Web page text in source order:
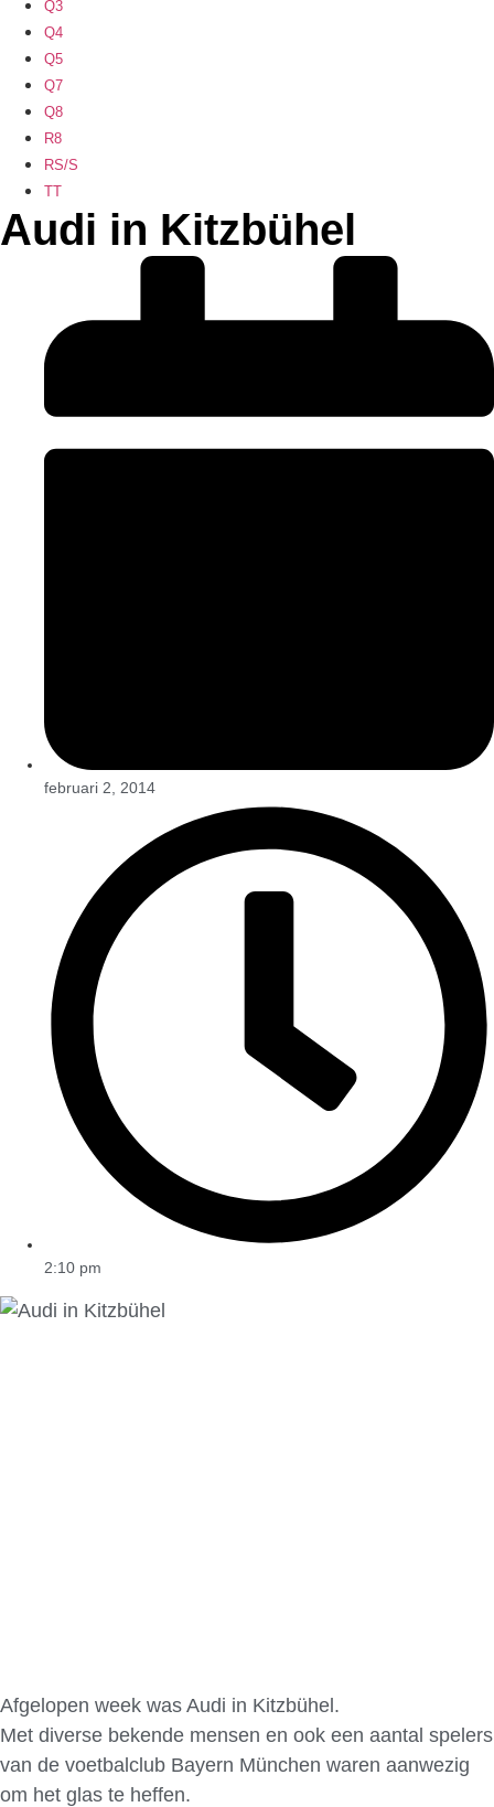
Q3
Q4
Q5
Q7
Q8
R8
RS/S
TT
Audi in Kitzbühel
februari 2, 2014
2:10 pm
Afgelopen week was Audi in Kitzbühel.
Met diverse bekende mensen en ook een aantal spelers
van de voetbalclub Bayern München waren aanwezig
om het glas te heffen.